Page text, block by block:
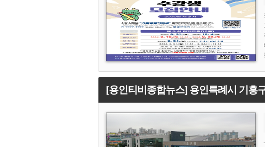
[용인티비종합뉴스] 용인특례시 기흥